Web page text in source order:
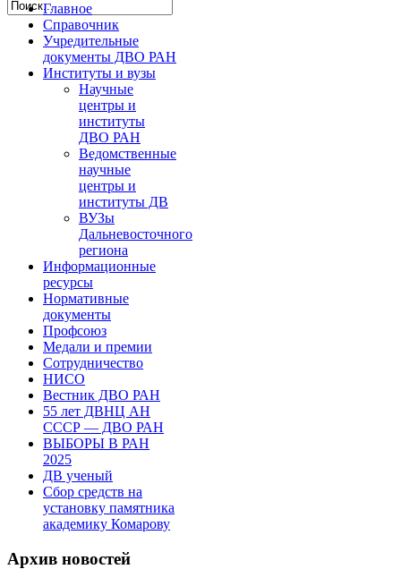
Главное
Справочник
Учредительные
документы ДВО РАН
Институты и вузы
Научные
центры и
институты
ДВО РАН
Ведомственные
научные
центры и
институты ДВ
ВУЗы
Дальневосточного
региона
Информационные
ресурсы
Нормативные
документы
Профсоюз
Медали и премии
Сотрудничество
НИСО
Вестник ДВО РАН
55 лет ДВНЦ АН
СССР — ДВО РАН
ВЫБОРЫ В РАН
2025
ДВ ученый
Сбор средств на
установку памятника
академику Комарову
Архив новостей